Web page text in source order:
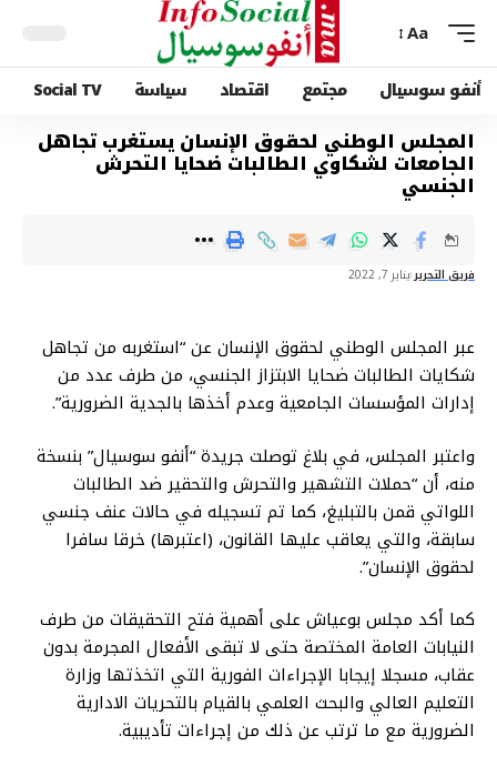
Aa
أنفو سوسيال مجتمع اقتصاد سياسة Social TV
المجلس الوطني لحقوق الإنسان يستغرب تجاهل
الجامعات لشكاوي الطالبات ضحايا التحرش
الجنسي
فريق التحريريناير 7, 2022
عبر المجلس الوطني لحقوق الإنسان عن “استغربه من تجاهل
شكايات الطالبات ضحايا الابتزاز الجنسي، من طرف عدد من
إدارات المؤسسات الجامعية وعدم أخذها بالجدية الضرورية”.
واعتبر المجلس، في بلاغ توصلت جريدة “أنفو سوسيال” بنسخة
منه، أن “حملات التشهير والتحرش والتحقير ضد الطالبات
اللواتي قمن بالتبليغ، كما تم تسجيله في حالات عنف جنسي
سابقة، والتي يعاقب عليها القانون، (اعتبرها) خرقا سافرا
لحقوق الإنسان”.
كما أكد مجلس بوعياش على أهمية فتح التحقيقات من طرف
النيابات العامة المختصة حتى لا تبقى الأفعال المجرمة بدون
عقاب، مسجلا إيجابا الإجراءات الفورية التي اتخذتها وزارة
التعليم العالي والبحث العلمي بالقيام بالتحريات الادارية
الضرورية مع ما ترتب عن ذلك من إجراءات تأديبية.